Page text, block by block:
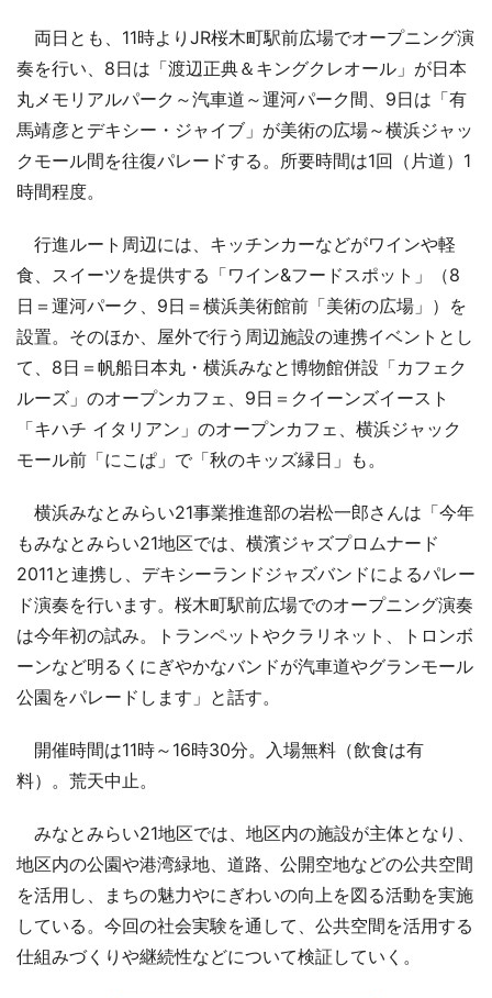
両日とも、11時よりJR桜木町駅前広場でオープニング演
奏を行い、8日は「渡辺正典＆キングクレオール」が日本
丸メモリアルパーク～汽車道～運河パーク間、9日は「有
馬靖彦とデキシー・ジャイブ」が美術の広場～横浜ジャッ
クモール間を往復パレードする。所要時間は1回（片道）1
時間程度。
行進ルート周辺には、キッチンカーなどがワインや軽
食、スイーツを提供する「ワイン&フードスポット」（8
日＝運河パーク、9日＝横浜美術館前「美術の広場」）を
設置。そのほか、屋外で行う周辺施設の連携イベントとし
て、8日＝帆船日本丸・横浜みなと博物館併設「カフェク
ルーズ」のオープンカフェ、9日＝クイーンズイースト
「キハチ イタリアン」のオープンカフェ、横浜ジャック
モール前「にこぱ」で「秋のキッズ縁日」も。
横浜みなとみらい21事業推進部の岩松一郎さんは「今年
もみなとみらい21地区では、横濱ジャズプロムナード
2011と連携し、デキシーランドジャズバンドによるパレー
ド演奏を行います。桜木町駅前広場でのオープニング演奏
は今年初の試み。トランペットやクラリネット、トロンボ
ーンなど明るくにぎやかなバンドが汽車道やグランモール
公園をパレードします」と話す。
開催時間は11時～16時30分。入場無料（飲食は有
料）。荒天中止。
みなとみらい21地区では、地区内の施設が主体となり、
地区内の公園や港湾緑地、道路、公開空地などの公共空間
を活用し、まちの魅力やにぎわいの向上を図る活動を実施
している。今回の社会実験を通して、公共空間を活用する
仕組みづくりや継続性などについて検証していく。